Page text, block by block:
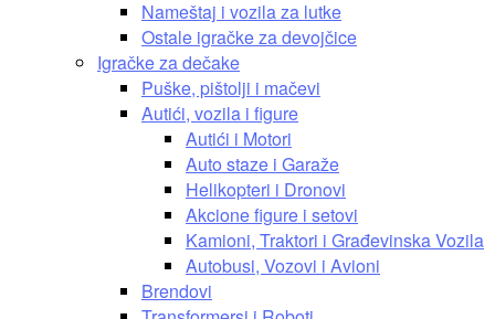
Nameštaj i vozila za lutke
Ostale igračke za devojčice
Igračke za dečake
Puške, pištolji i mačevi
Autići, vozila i figure
Autići i Motori
Auto staze i Garaže
Helikopteri i Dronovi
Akcione figure i setovi
Kamioni, Traktori i Građevinska Vozila
Autobusi, Vozovi i Avioni
Brendovi